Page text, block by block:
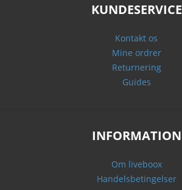
KUNDESERVICE
Kontakt os
Mine ordrer
Returnering
Guides
INFORMATION
Om liveboox
Handelsbetingelser